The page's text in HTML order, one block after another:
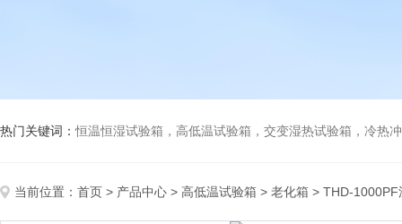
热门关键词：恒温恒湿试验箱，高低温试验箱，交变湿热试验箱，冷热冲击试验
当前位置： 首页 > 产品中心 > 高低温试验箱 > 老化箱 > THD-